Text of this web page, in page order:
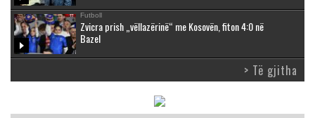
Futboll
Zvicra prish „vëllazërinë“ me Kosovën, fiton 4:0 në
Bazel
> Të gjitha